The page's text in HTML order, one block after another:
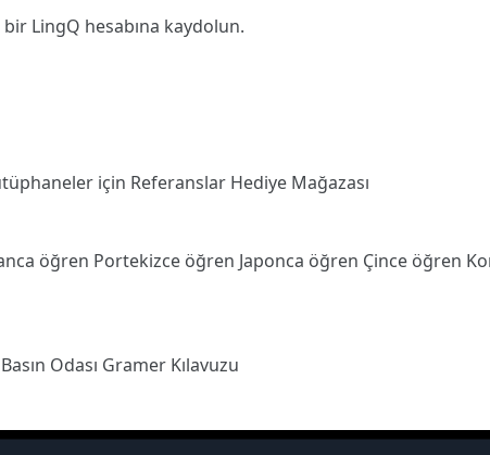
LingQ hesabına kaydolun.
için Referanslar Hediye Mağazası
öğren Portekizce öğren Japonca öğren Çince öğren
Basın Odası Gramer Kılavuzu